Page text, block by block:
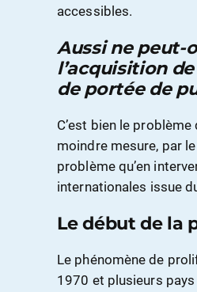
accessibles.
Aussi ne peut-
l’acquisition
de portée de
C’est bien le
moindre mesure, par
problème qu’en
internationales issue
Le début de la
Le phénomène de
1970 et plusieurs